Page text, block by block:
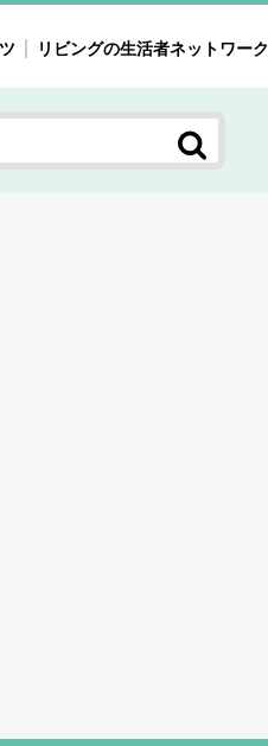
注目ターゲット・重点テーマ
40'ｓ～60'ｓマーケット研究室
リビングの生活者ネットワーク